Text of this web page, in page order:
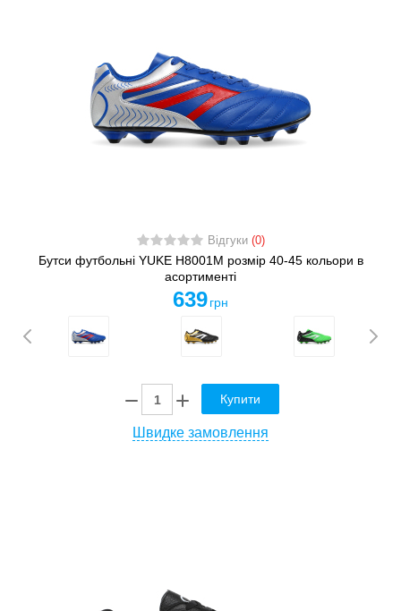
Відгуки (0)
Бутси футбольні YUKE H8001M розмір 40-45 кольори в
асортименті
639 грн
Купити
Швидке замовлення